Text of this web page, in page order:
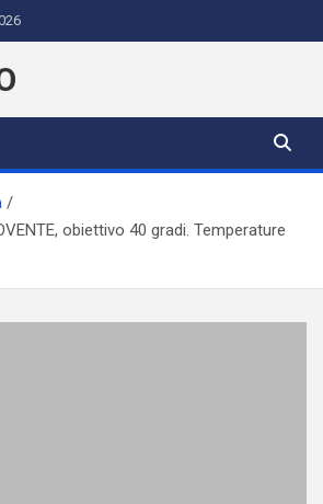
obiettivo 40 gradi. Temperature